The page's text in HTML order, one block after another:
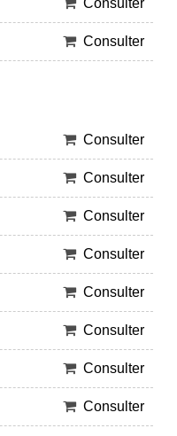
Consulter
Consulter
Consulter
Consulter
Consulter
Consulter
Consulter
Consulter
Consulter
Consulter